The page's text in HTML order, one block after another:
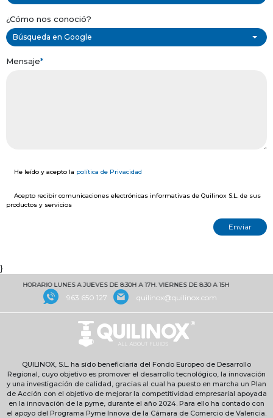
¿Cómo nos conoció?
Búsqueda en Google
Mensaje*
He leído y acepto la política de Privacidad
Acepto recibir comunicaciones electrónicas informativas de Quilinox S.L. de sus
productos y servicios
}
HORARIO LUNES A JUEVES DE 8:30H A 17H. VIERNES DE 8:30 A 15H
963 650 127 quilinox@quilinox.com
QUILINOX, S.L. ha sido beneficiaria del Fondo Europeo de Desarrollo
Regional, cuyo objetivo es promover el desarrollo tecnológico, la innovación
y una investigación de calidad, gracias al cual ha puesto en marcha un Plan
de Acción con el objetivo de mejorar la competitividad empresarial apoyada
en la innovación de la pyme, durante el año 2024. Para ello ha contado con
el apoyo del Programa Pyme Innova de la Cámara de Comercio de Valencia.